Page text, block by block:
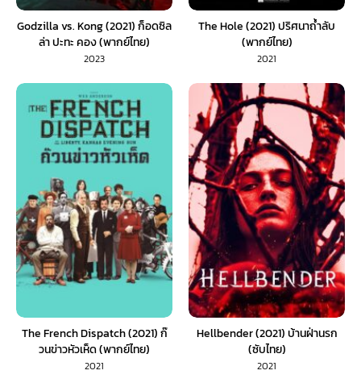
Godzilla vs. Kong (2021) ก็อดซิล
ล่า ปะทะ คอง (พากย์ไทย)
2023
The Hole (2021) ปริศนาถ้ำลับ
(พากย์ไทย)
2021
The French Dispatch (2021) ก๊
วนข่าวหัวเห็ด (พากย์ไทย)
2021
Hellbender (2021) บ้านฝ่านรก
(ซับไทย)
2021